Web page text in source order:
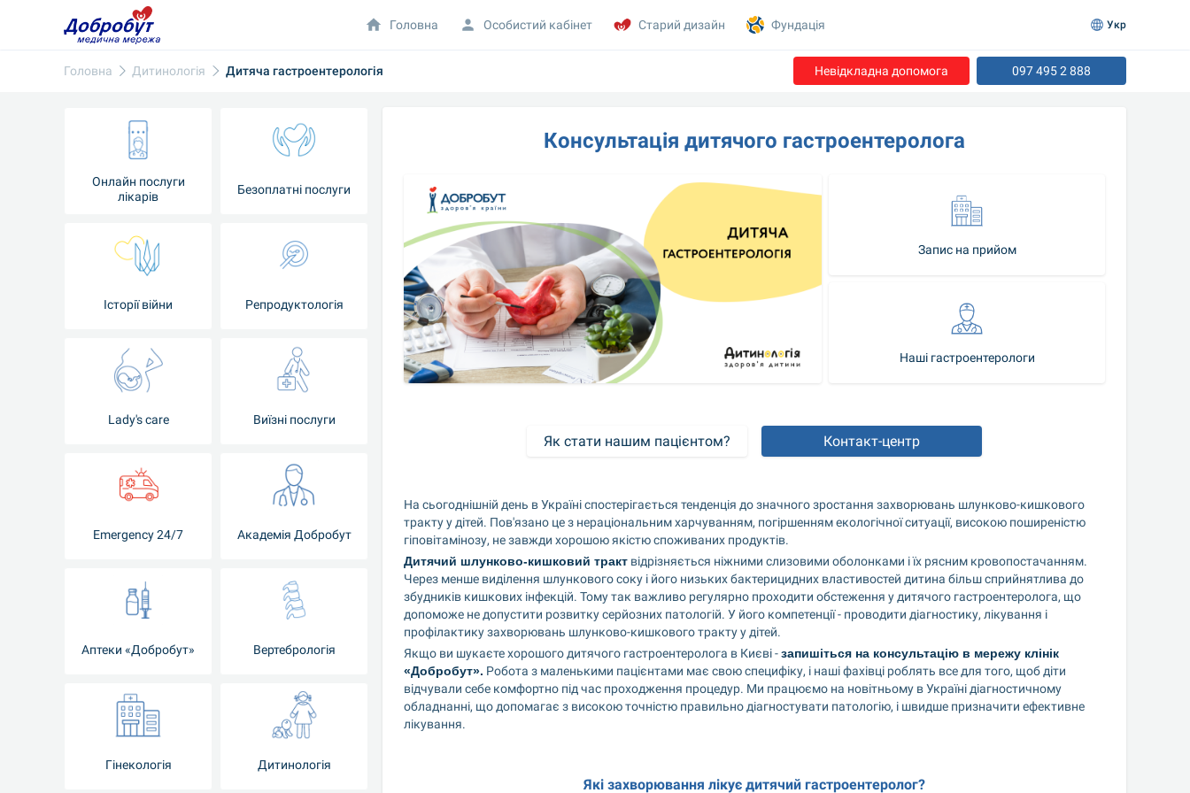
Головна Дитинологія Дитяча гастроентерологія Невідкладна допомога 097 495 2 888
Онлайн послуги
лікарів
Безоплатні послуги
Історії війни Репродуктологія
Lady's care Виїзні послуги
Emergency 24/7 Академія Добробут
Аптеки «Добробут» Вертебрологія
Гінекологія Дитинологія
Консультація дитячого гастроентеролога
Запис на прийом
Наші гастроентерологи
Як стати нашим пацієнтом? Контакт-центр
На сьогоднішній день в Україні спостерігається тенденція до значного зростання захворювань шлунково-кишкового
тракту у дітей. Пов'язано це з нераціональним харчуванням, погіршенням екологічної ситуації, високою поширеністю
гіповітамінозу, не завжди хорошою якістю споживаних продуктів.
Дитячий шлунково-кишковий тракт відрізняється ніжними слизовими оболонками і їх рясним кровопостачанням.
Через менше виділення шлункового соку і його низьких бактерицидних властивостей дитина більш сприйнятлива до
збудників кишкових інфекцій. Тому так важливо регулярно проходити обстеження у дитячого гастроентеролога, що
допоможе не допустити розвитку серйозних патологій. У його компетенції - проводити діагностику, лікування і
профілактику захворювань шлунково-кишкового тракту у дітей.
Якщо ви шукаєте хорошого дитячого гастроентеролога в Києві - запишіться на консультацію в мережу клінік
«Добробут». Робота з маленькими пацієнтами має свою специфіку, і наші фахівці роблять все для того, щоб діти
відчували себе комфортно під час проходження процедур. Ми працюємо на новітньому в Україні діагностичному
обладнанні, що допомагає з високою точністю правильно діагностувати патологію, і швидше призначити ефективне
лікування.
Які захворювання лікує дитячий гастроентеролог?
Головна Особистий кабінет Старий дизайн Фундація Укр